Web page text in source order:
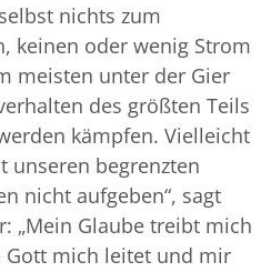
nichts zum
keinen oder wenig Strom
meisten unter der Gier
des größten Teils
kämpfen. Vielleicht
unseren begrenzten
nicht aufgeben“, sagt
„Mein Glaube treibt mich
Gott mich leitet und mir